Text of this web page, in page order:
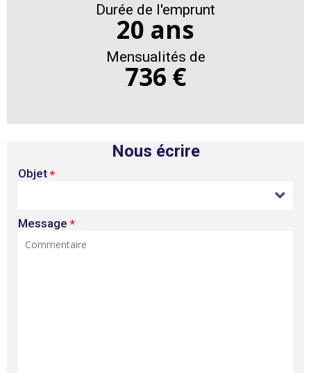
Durée de l'emprunt
20 ans
Mensualités de
736 €
Nous écrire
Objet *
Message *